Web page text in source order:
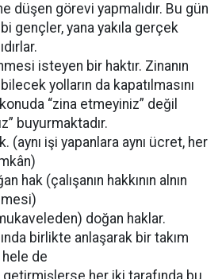
düşen görevi yapmalıdır. Bu gün
gençler, yana yakıla gerçek
isteyen bir haktır. Zinanın
yolların da kapatılmasını
“zina etmeyiniz” değil
buyurmaktadır.
işi yapanlara aynı ücret, her
hak (çalışanın hakkının alnın
doğan haklar.
birlikte anlaşarak bir takım
de
getirmişlerse her iki tarafında bu